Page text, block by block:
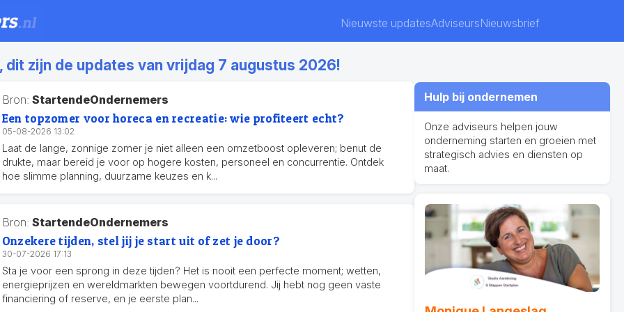
Nieuwste updatesAdviseursNieuwsbrief
dit zijn de updates van vrijdag 7 augustus 2026!
Bron: StartendeOndernemers
Een topzomer voor horeca en recreatie: wie profiteert echt?
05-08-2026 13:02
Laat de lange, zonnige zomer je niet alleen een omzetboost opleveren; benut de
drukte, maar bereid je voor op hogere kosten, personeel en concurrentie. Ontdek
hoe slimme planning, duurzame keuzes en k...
Bron: StartendeOndernemers
Onzekere tijden, stel jij je start uit of zet je door?
30-07-2026 17:13
Sta je voor een sprong in deze tijden? Het is nooit een perfecte moment; wetten,
energieprijzen en wereldmarkten bewegen voortdurend. Jij hebt nog geen vaste
financiering of reserve, en je eerste plan...
Hulp bij ondernemen
Onze adviseurs helpen jouw
onderneming starten en groeien met
strategisch advies en diensten op
maat.